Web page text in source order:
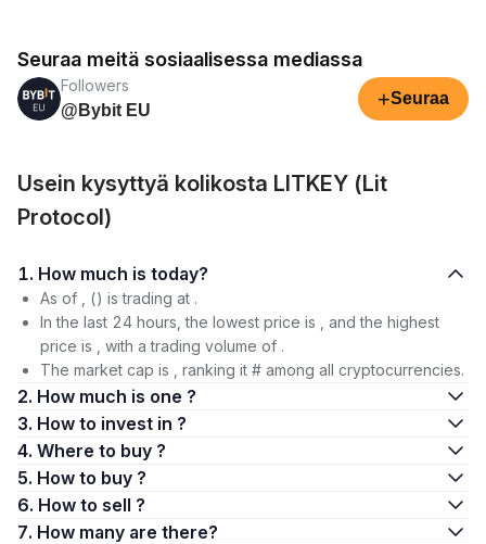
Seuraa meitä sosiaalisessa mediassa
Followers
@Bybit EU
+Seuraa
Usein kysyttyä kolikosta LITKEY (Lit
Protocol)
1. How much is today?
As of , () is trading at .
In the last 24 hours, the lowest price is , and the highest
price is , with a trading volume of .
The market cap is , ranking it # among all cryptocurrencies.
2. How much is one ?
3. How to invest in ?
4. Where to buy ?
5. How to buy ?
6. How to sell ?
7. How many are there?